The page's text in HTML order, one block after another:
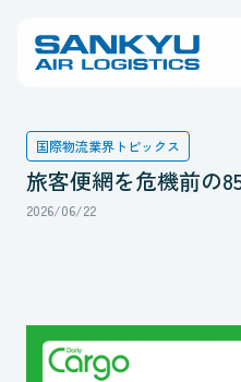
国際物流業界トピックス
旅客便網を危機前の
2026/06/22